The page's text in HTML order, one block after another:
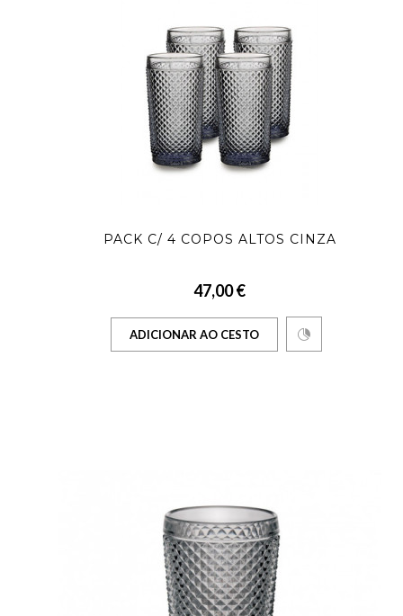
PACK C/ 4 COPOS ALTOS CINZA
47,00 €
ADICIONAR AO CESTO